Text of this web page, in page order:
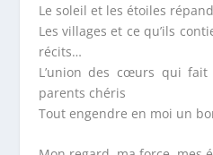
Le soleil et les étoiles
Les villages et ce qu’ils
récits…
L’union des cœurs qui
parents chéris
Tout engendre en moi un